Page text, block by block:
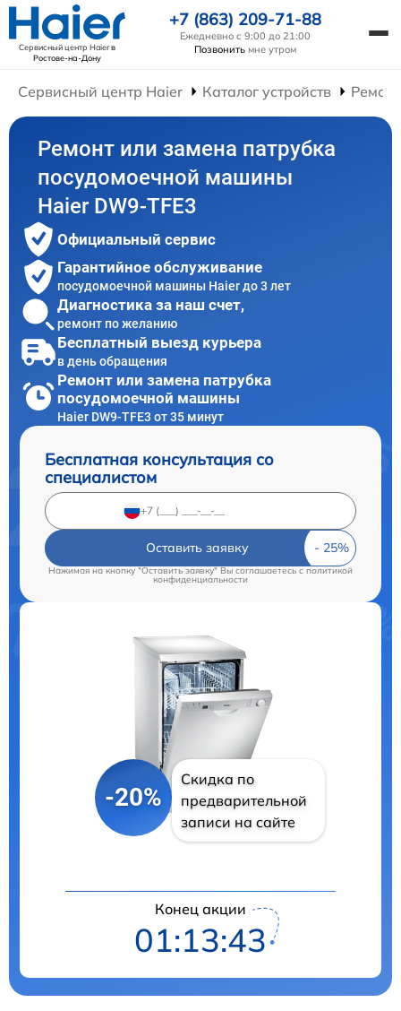
Сервисный центр Haierв
Ростове-на-Дону
+7 (863) 209-71-88
Ежедневно с 9:00 до 21:00
Позвонить мне утром
Сервисный центр Haier Каталог устройств
Ремонт или замена патрубка
посудомоечной машины
Haier DW9-TFE3
Официальный сервис
Гарантийное обслуживание
посудомоечной машины Haier до 3 лет
Диагностика за наш счет,
ремонт по желанию
Бесплатный выезд курьера
в день обращения
Ремонт или замена патрубка
посудомоечной машины
Haier DW9-TFE3 от 35 минут
Бесплатная консультация со
специалистом
Оставить заявку
Нажимая на кнопку "Оставить заявку" Вы соглашаетесь cполитикой
конфиденциальности
-20%
Скидка по
предварительной
записи на сайте
Конец акции
01:13:42